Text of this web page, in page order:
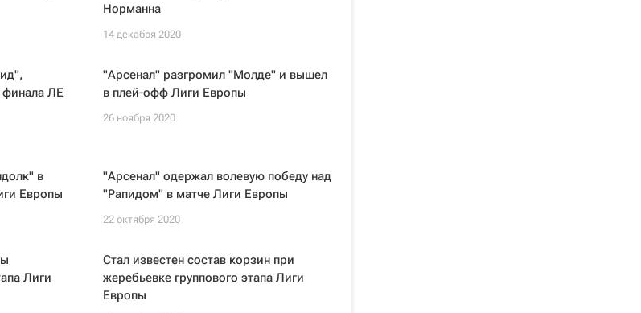
Норманна
14 декабря 2020
ЛЕ
"Арсенал" разгромил "Молде" и вышел
в плей-офф Лиги Европы
26 ноября 2020
в
Европы
"Арсенал" одержал волевую победу над
"Рапидом" в матче Лиги Европы
22 октября 2020
Лиги
Стал известен состав корзин при
жеребьевке группового этапа Лиги
Европы